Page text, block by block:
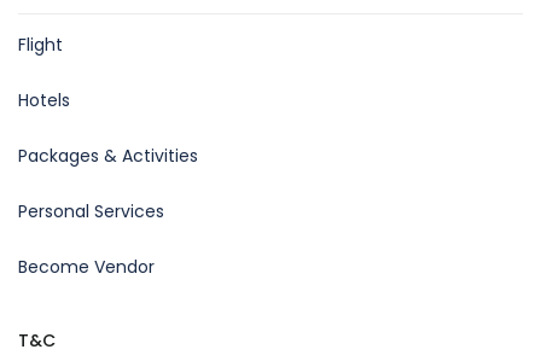
Flight
Hotels
Packages & Activities
Personal Services
Become Vendor
T&C